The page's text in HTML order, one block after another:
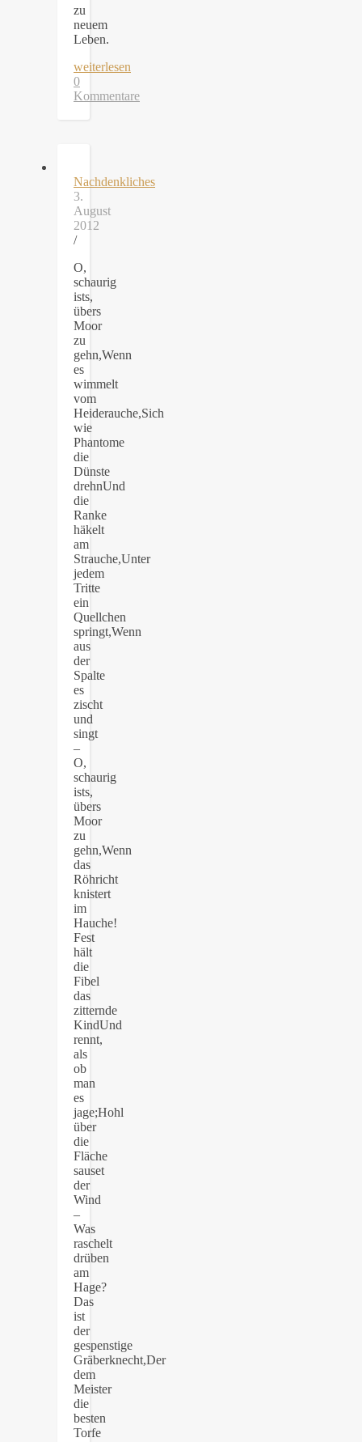
zu
neuem
Leben.
weiterlesen
0
Kommentare
Nachdenkliches
3.
August
2012
/
O,
schaurig
ists,
übers
Moor
zu
gehn,Wenn
es
wimmelt
vom
Heiderauche,Sich
wie
Phantome
die
Dünste
drehnUnd
die
Ranke
häkelt
am
Strauche,Unter
jedem
Tritte
ein
Quellchen
springt,Wenn
aus
der
Spalte
es
zischt
und
singt
–
O,
schaurig
ists,
übers
Moor
zu
gehn,Wenn
das
Röhricht
knistert
im
Hauche!
Fest
hält
die
Fibel
das
zitternde
KindUnd
rennt,
als
ob
man
es
jage;Hohl
über
die
Fläche
sauset
der
Wind
–
Was
raschelt
drüben
am
Hage?
Das
ist
der
gespenstige
Gräberknecht,Der
dem
Meister
die
besten
Torfe